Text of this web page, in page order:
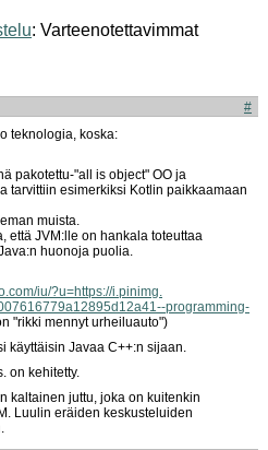
: Varteenotettavimmat
#
teknologia, koska:
pakotettu-"all is object" OO ja
tarvittiin esimerkiksi Kotlin paikkaamaan
muista.
että JVM:lle on hankala toteuttaa
huonoja puolia.
iu/?u=https://i.pinimg.
programming-
"rikki mennyt urheiluauto")
käyttäisin Javaa C++:n sijaan.
on kehitetty.
kaltainen juttu, joka on kuitenkin
Luulin eräiden keskusteluiden